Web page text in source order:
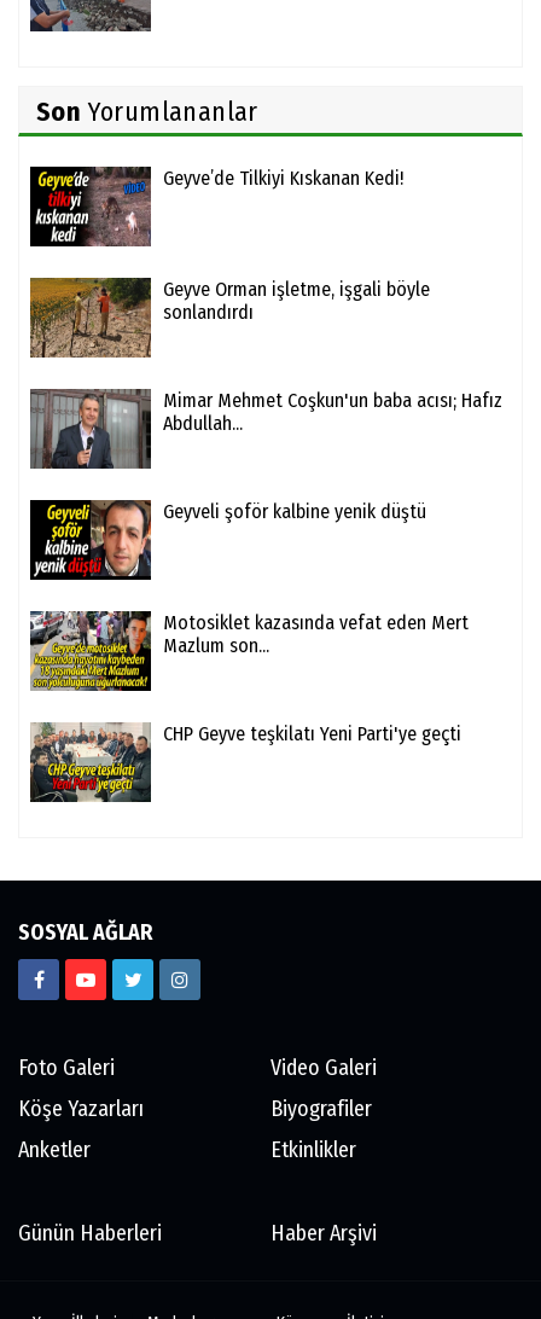
Son Yorumlananlar
Geyve’de Tilkiyi Kıskanan Kedi!
Geyve Orman işletme, işgali böyle
sonlandırdı
Mimar Mehmet Coşkun'un baba acısı; Hafız
Abdullah...
Geyveli şoför kalbine yenik düştü
Motosiklet kazasında vefat eden Mert
Mazlum son...
CHP Geyve teşkilatı Yeni Parti'ye geçti
SOSYAL AĞLAR
Foto Galeri
Video Galeri
Köşe Yazarları
Biyografiler
Anketler
Etkinlikler
Günün Haberleri Haber Arşivi